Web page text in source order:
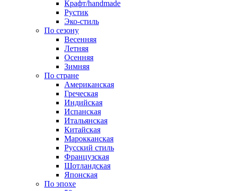
Крафт/handmade
Рустик
Эко-стиль
По сезону
Весенняя
Летняя
Осенняя
Зимняя
По стране
Американская
Греческая
Индийская
Испанская
Итальянская
Китайская
Марокканская
Русский стиль
Французская
Шотландская
Японская
По эпохе